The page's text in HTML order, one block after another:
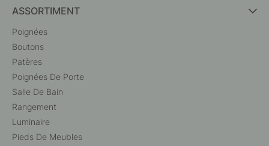
ASSORTIMENT
Poignées
Boutons
Patères
Poignées De Porte
Salle De Bain
Rangement
Luminaire
Pieds De Meubles